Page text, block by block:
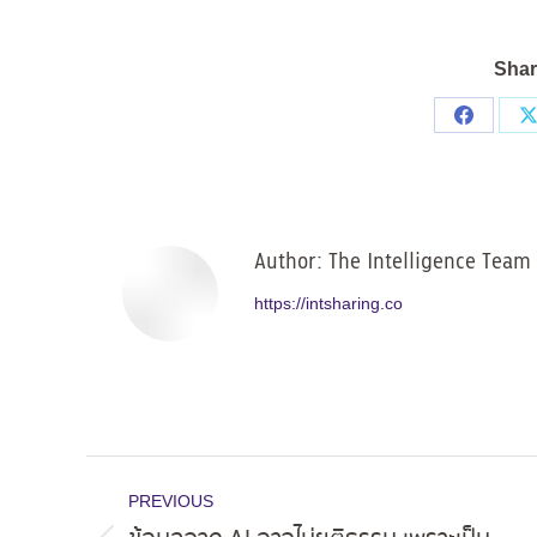
Share
Author: The Intelligence Team
https://intsharing.co
PREVIOUS